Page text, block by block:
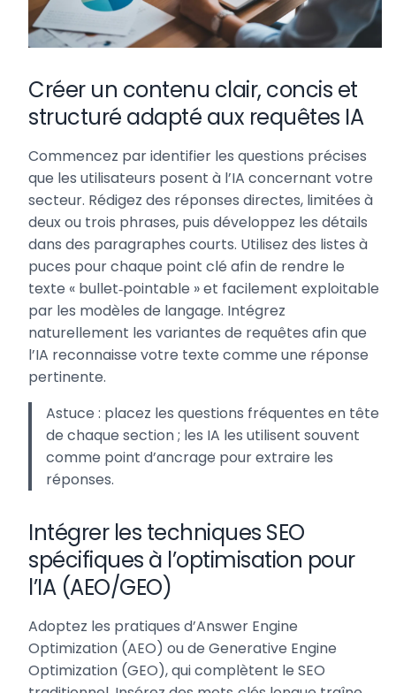
Créer un contenu clair, concis et
structuré adapté aux requêtes IA
Commencez par identifier les questions précises
que les utilisateurs posent à l’IA concernant votre
secteur. Rédigez des réponses directes, limitées à
deux ou trois phrases, puis développez les détails
dans des paragraphes courts. Utilisez des listes à
puces pour chaque point clé afin de rendre le
texte « bullet‑pointable » et facilement exploitable
par les modèles de langage. Intégrez
naturellement les variantes de requêtes afin que
l’IA reconnaisse votre texte comme une réponse
pertinente.
Astuce : placez les questions fréquentes en tête
de chaque section ; les IA les utilisent souvent
comme point d’ancrage pour extraire les
réponses.
Intégrer les techniques SEO
spécifiques à l’optimisation pour
l’IA (AEO/GEO)
Adoptez les pratiques d’Answer Engine
Optimization (AEO) ou de Generative Engine
Optimization (GEO), qui complètent le SEO